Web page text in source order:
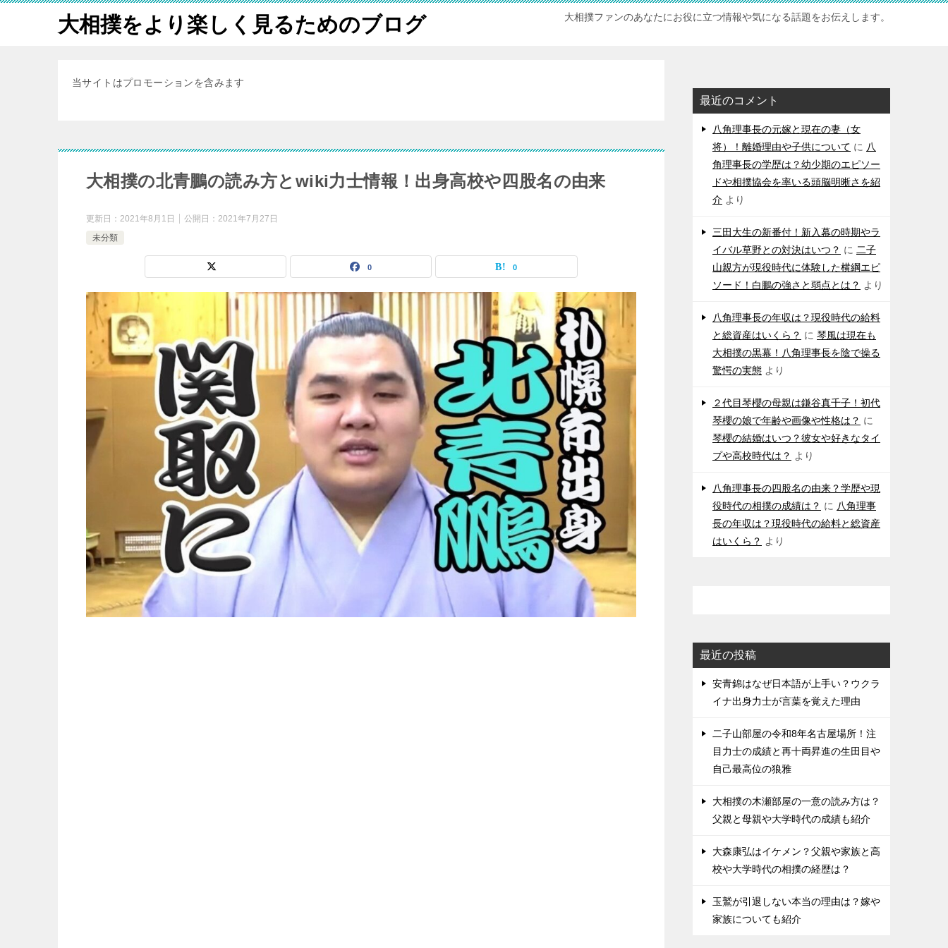
大相撲をより楽しく見るためのブログ 大相撲ファンのあなたにお役に立つ情報や気になる話題をお伝えします。
当サイトはプロモーションを含みます
大相撲の北青鵬の読み方とwiki力士情報！出身高校や四股名の由来
更新日： 2021年8月1日 公開日： 2021年7月27日
未分類
0 0
最近のコメント
八角理事長の元嫁と現在の妻（女
将）！離婚理由や子供について に 八
角理事長の学歴は？幼少期のエピソー
ドや相撲協会を率いる頭脳明晰さを紹
介 より
三田大生の新番付！新入幕の時期やラ
イバル草野との対決はいつ？ に 二子
山親方が現役時代に体験した横綱エピ
ソード！白鵬の強さと弱点とは？ より
八角理事長の年収は？現役時代の給料
と総資産はいくら？ に 琴風は現在も
大相撲の黒幕！八角理事長を陰で操る
驚愕の実態 より
２代目琴櫻の母親は鎌谷真千子！初代
琴櫻の娘で年齢や画像や性格は？ に
琴櫻の結婚はいつ？彼女や好きなタイ
プや高校時代は？ より
八角理事長の四股名の由来？学歴や現
役時代の相撲の成績は？ に 八角理事
長の年収は？現役時代の給料と総資産
はいくら？ より
最近の投稿
安青錦はなぜ日本語が上手い？ウクラ
イナ出身力士が言葉を覚えた理由
二子山部屋の令和8年名古屋場所！注
目力士の成績と再十両昇進の生田目や
自己最高位の狼雅
大相撲の木瀬部屋の一意の読み方は？
父親と母親や大学時代の成績も紹介
大森康弘はイケメン？父親や家族と高
校や大学時代の相撲の経歴は？
玉鷲が引退しない本当の理由は？嫁や
家族についても紹介